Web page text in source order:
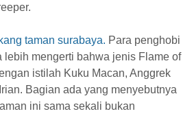
taman surabaya. Para penghobi
lebih mengerti bahwa jenis Flame of
istilah Kuku Macan, Anggrek
Bagian ada yang menyebutnya
ini sama sekali bukan